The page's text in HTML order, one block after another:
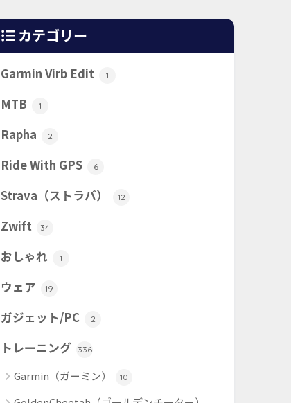
カテゴリー
Garmin Virb Edit 1
MTB 1
Rapha 2
Ride With GPS 6
Strava（ストラバ） 12
Zwift 34
おしゃれ 1
ウェア 19
ガジェット/PC 2
トレーニング 336
Garmin（ガーミン） 10